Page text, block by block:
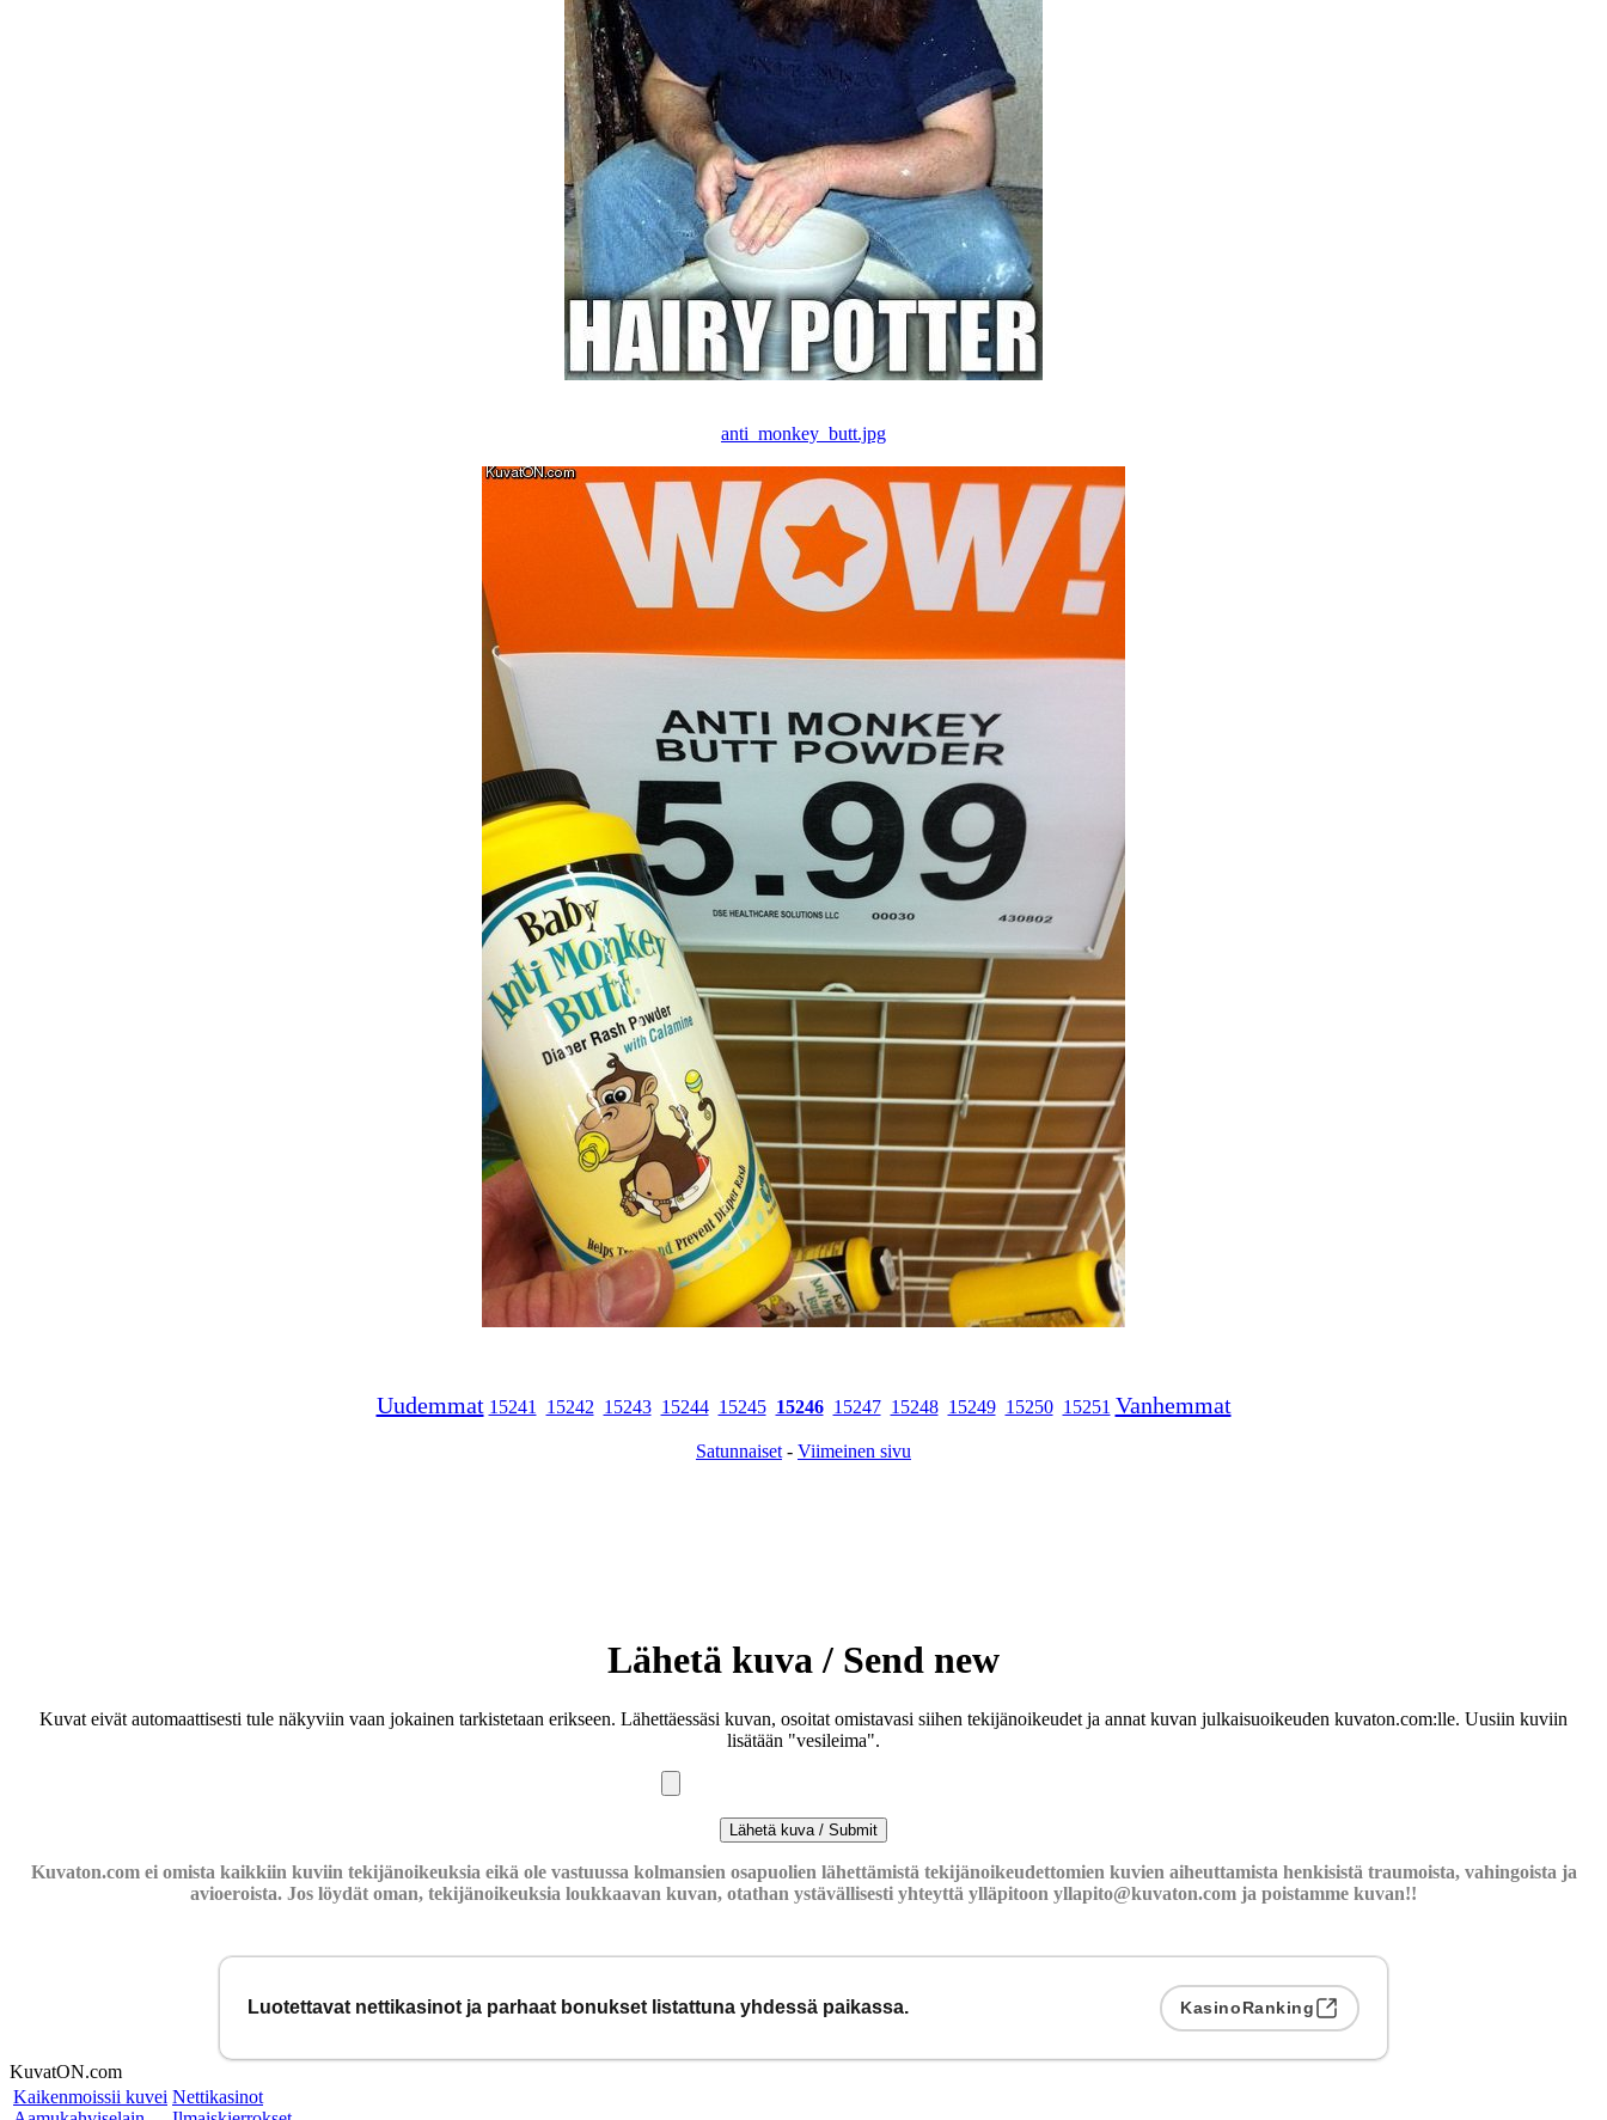
anti_monkey_butt.jpg
Uudemmat 15241 15242 15243 15244 15245 15246 15247 15248 15249 15250 15251 Vanhemmat
Satunnaiset - Viimeinen sivu
Lähetä kuva / Send new
Kuvat eivät automaattisesti tule näkyviin vaan jokainen tarkistetaan erikseen. Lähettäessäsi kuvan, osoitat omistavasi siihen tekijänoikeudet ja annat kuvan julkaisuoikeuden kuvaton.com:lle. Uusiin kuviin
lisätään "vesileima".
Kuvaton.com ei omista kaikkiin kuviin tekijänoikeuksia eikä ole vastuussa kolmansien osapuolien lähettämistä tekijänoikeudettomien kuvien aiheuttamista henkisistä traumoista, vahingoista ja
avioeroista. Jos löydät oman, tekijänoikeuksia loukkaavan kuvan, otathan ystävällisesti yhteyttä ylläpitoon yllapito@kuvaton.com ja poistamme kuvan!!
Luotettavat nettikasinot ja parhaat bonukset listattuna yhdessä paikassa. KasinoRanking
KuvatON.com
Kaikenmoissii kuvei Nettikasinot